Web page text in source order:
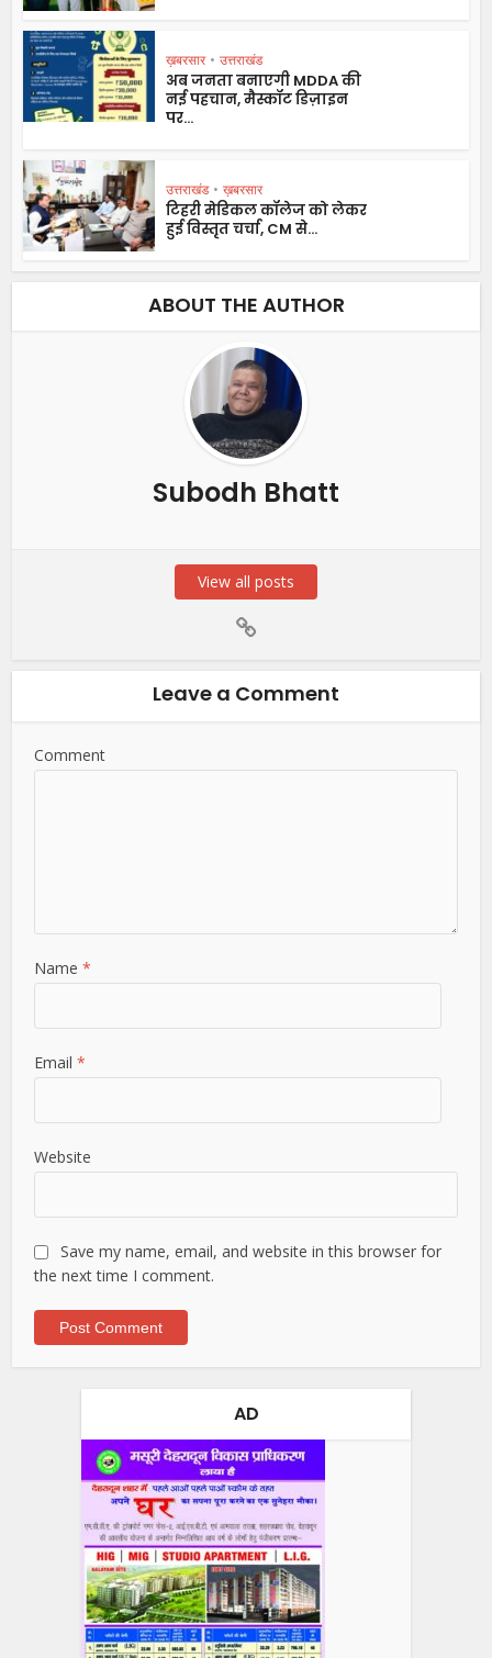
ख़बरसार • उत्तराखंड
अब जनता बनाएगी MDDA की
नई पहचान, मैस्कॉट डिज़ाइन
पर...
उत्तराखंड • ख़बरसार
टिहरी मेडिकल कॉलेज को लेकर
हुई विस्तृत चर्चा, CM से...
ABOUT THE AUTHOR
Subodh Bhatt
View all posts
Leave a Comment
Comment
Name*
Email*
Website
Save my name, email, and website in this browser for
the next time I comment.
AD